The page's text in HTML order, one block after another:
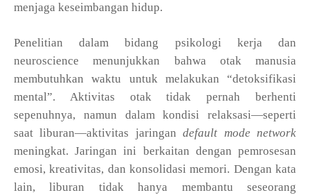
menjaga keseimbangan hidup.
Penelitian dalam bidang psikologi kerja dan
neuroscience menunjukkan bahwa otak manusia
membutuhkan waktu untuk melakukan “detoksifikasi
mental”. Aktivitas otak tidak pernah berhenti
sepenuhnya, namun dalam kondisi relaksasi—seperti
saat liburan—aktivitas jaringandefault mode network
meningkat. Jaringan ini berkaitan dengan pemrosesan
emosi, kreativitas, dan konsolidasi memori. Dengan kata
lain, liburan tidak hanya membantu seseorang